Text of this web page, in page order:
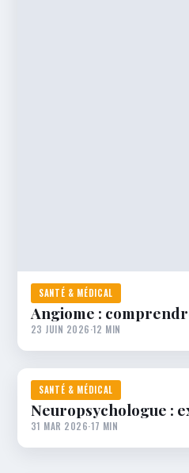
SANTÉ & MÉDICAL
Angiome :
23 JUIN 2026·12 MIN
SANTÉ & MÉDICAL
Neuropsychologue :
31 MAR 2026·17 MIN